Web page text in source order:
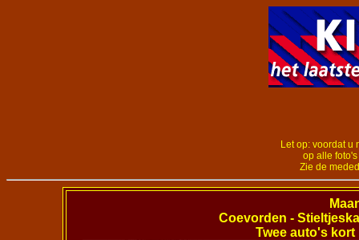
Let op: voordat u
op alle
Zie de
Coevorden -
Twee auto's kort